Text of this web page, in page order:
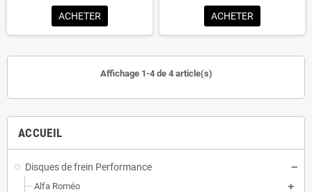
ACCUEIL
Disques de frein Performance
Alfa Roméo
ACHETER ACHETER
Affichage 1-4 de 4 article(s)